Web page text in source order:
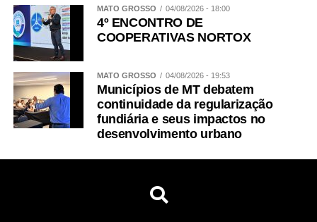
MATO GROSSO 04/08/2026 - 18:00
4º ENCONTRO DE
COOPERATIVAS NORTOX
MATO GROSSO 04/08/2026 - 19:53
Municípios de MT debatem
continuidade da regularização
fundiária e seus impactos no
desenvolvimento urbano